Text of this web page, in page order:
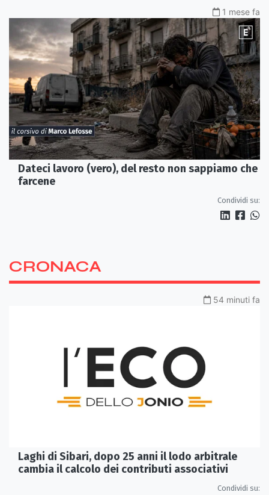
1 mese fa
Dateci lavoro (vero), del resto non sappiamo che
farcene
Condividi su:
CRONACA
54 minuti fa
Laghi di Sibari, dopo 25 anni il lodo arbitrale
cambia il calcolo dei contributi associativi
Condividi su: